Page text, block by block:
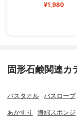
¥1,980
固形石鹸関連カ
バスタオル バスローブ
あかすり 海綿スポンジ